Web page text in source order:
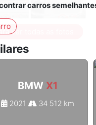
carros
BMW X1
2021 34 512 km
ver todas as fotos